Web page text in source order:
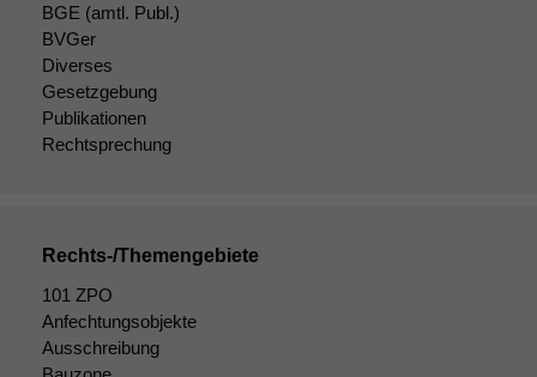
BGE (amtl. Publ.)
BVGer
Diverses
Gesetzgebung
Publikationen
Rechtsprechung
Rechts-/Themengebiete
101 ZPO
Anfechtungsobjekte
Ausschreibung